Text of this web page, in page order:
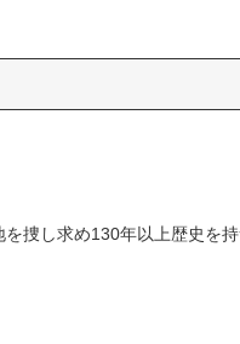
捜し求め130年以上歴史を